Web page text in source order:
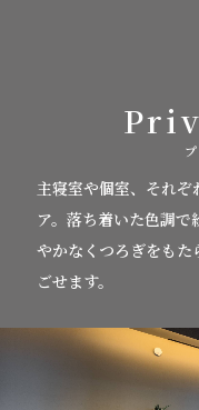
主寝室や個室、それ
ア。 落ち着いた色調で
やかなくつろぎをも
ごせます。